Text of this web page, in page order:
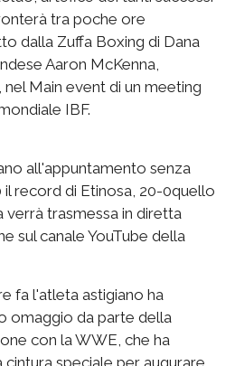
tra poche ore
dalla Zuffa Boxing di Dana
Aaron McKenna,
Main event di un meeting
IBF.
all'appuntamento senza
il record di Etinosa, 20-0quello
verrà trasmessa in diretta
sul canale YouTube della
fa l'atleta astigiano ha
omaggio da parte della
con la WWE, che ha